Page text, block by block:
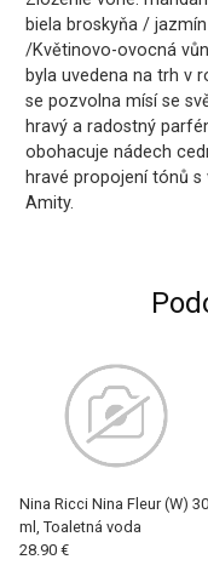
biela broskyňa /
/Květinovo-ovocná
byla uvedena na trh v
se pozvolna mísí se
hravý a radostný
obohacuje nádech
hravé propojení tónů
Amity.
Nina Ricci Nina Fleur (W) 30
ml, Toaletná voda
28.90 €